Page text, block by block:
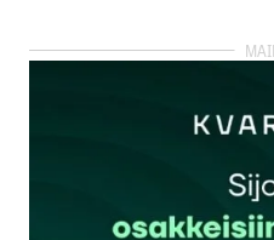
rekisteröityä